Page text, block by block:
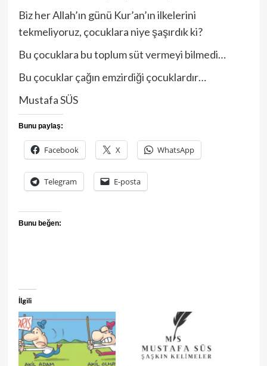
Biz her Allah’ın günü Kur’an’ın ilkelerini
tekmeliyoruz, çocuklara niye şaşırdık ki?
Bu çocuklara bu toplum süt vermeyi bilmedi…
Bu çocuklar çağın emzirdiği çocuklardır…
Mustafa SÜS
Bunu paylaş:
Facebook X WhatsApp
Telegram E-posta
Bunu beğen:
İlgili